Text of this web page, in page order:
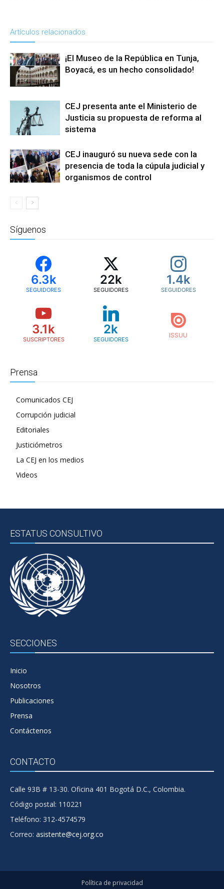
Artículos relacionados
¡El Museo de la República en Tunja,
Boyacá, es un hecho consolidado!
CEJ presenta ante el Ministerio de
Justicia su propuesta de reforma al
sistema
CEJ inauguró su nueva sede con la
presencia de toda la cúpula judicial y
organismos de control
Síguenos
6.3k
SEGUIDORES
22k
SEGUIDORES
1.4k
SEGUIDORES
3.1k
SUSCRIPTORES
2k
SEGUIDORES
Prensa
Comunicados CEJ
Corrupción judicial
Editoriales
Justiciómetros
La CEJ en los medios
Videos
ESTATUS CONSULTIVO
SECCIONES
Inicio
Nosotros
Publicaciones
Prensa
Contáctenos
CONTACTO
Calle 93B # 13-30. Oficina 401 Bogotá D.C., Colombia.
Código postal: 110221
Teléfono: 312-4574579
Correo: asistente@cej.org.co
Política de privacidad